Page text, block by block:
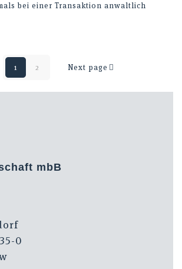
bei einer Transaktion anwaltlich
1 2 Next page
mbB
0